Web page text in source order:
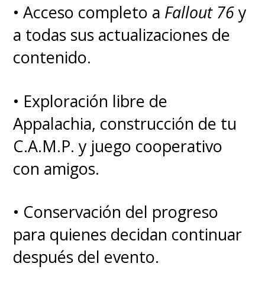
Mientras que en esta
personajes, prácticamente,
protagonistas secundarias de
la serie.
realmente extraordinario
tener la posibilidad de
explorar dos aristas
• Acceso completo a Fallout 76y
a todas sus actualizaciones de
contenido.
• Exploración libre de
Appalachia, construcción de tu
C.A.M.P. y juego cooperativo
con amigos.
• Conservación del progreso
para quienes decidan continuar
después del evento.